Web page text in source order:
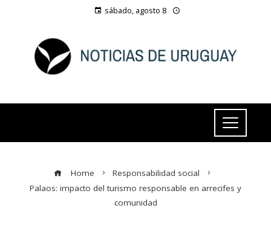
sábado, agosto 8
Home
Responsabilidad social
Palaos: impacto del turismo responsable en arrecifes y
comunidad